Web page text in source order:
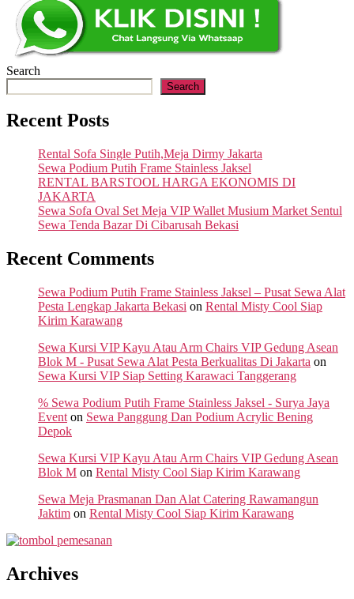
Search
Search
Recent Posts
Rental Sofa Single Putih,Meja Dirmy Jakarta
Sewa Podium Putih Frame Stainless Jaksel
RENTAL BARSTOOL HARGA EKONOMIS DI
JAKARTA
Sewa Sofa Oval Set Meja VIP Wallet Musium Market Sentul
Sewa Tenda Bazar Di Cibarusah Bekasi
Recent Comments
Sewa Podium Putih Frame Stainless Jaksel – Pusat Sewa Alat
Pesta Lengkap Jakarta Bekasi on Rental Misty Cool Siap
Kirim Karawang
Sewa Kursi VIP Kayu Atau Arm Chairs VIP Gedung Asean
Blok M - Pusat Sewa Alat Pesta Berkualitas Di Jakarta on
Sewa Kursi VIP Siap Setting Karawaci Tanggerang
% Sewa Podium Putih Frame Stainless Jaksel - Surya Jaya
Event on Sewa Panggung Dan Podium Acrylic Bening
Depok
Sewa Kursi VIP Kayu Atau Arm Chairs VIP Gedung Asean
Blok M on Rental Misty Cool Siap Kirim Karawang
Sewa Meja Prasmanan Dan Alat Catering Rawamangun
Jaktim on Rental Misty Cool Siap Kirim Karawang
Archives